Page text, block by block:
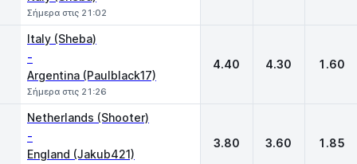
Σήμερα στις 21:02
Italy (Sheba)
-
Argentina (Paulblack17)
Σήμερα στις 21:26
4.40 4.30 1.60
Netherlands (Shooter)
-
England (Jakub421)
3.80 3.60 1.85